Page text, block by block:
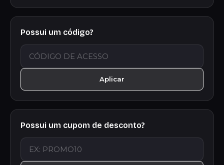
Possui um código?
Aplicar
Possui um cupom de desconto?